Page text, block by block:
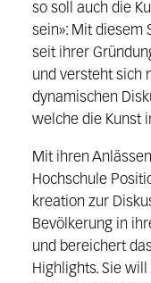
so soll auch die
sein»: Mit diesem
seit ihrer
und versteht sich
dynamischen
welche die Kunst
Mit ihren
Hochschule
kreation zur
Bevölkerung in
und bereichert
Highlights. Sie